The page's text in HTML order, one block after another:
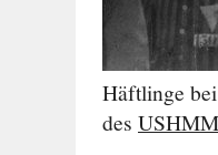
Häftlinge
des USHMM